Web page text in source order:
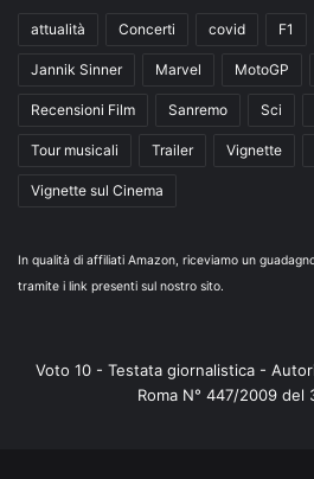
attualità Concerti covid F1
Jannik Sinner Marvel MotoGP
Recensioni Film Sanremo Sci
Tour musicali Trailer Vignette
Vignette sul Cinema
In qualità di affiliati Amazon, riceviamo un
tramite i link presenti sul nostro sito.
Voto 10 - Testata giornalistica -
Roma N° 447/2009 del